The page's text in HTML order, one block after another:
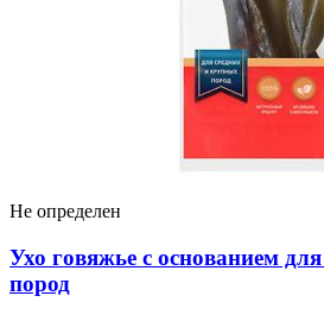
Не определен
Ухо говяжье с основанием
пород